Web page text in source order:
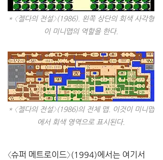
* 〈젤다의 전설〉(1986). 왼쪽 상단의 회색 사각형
이 미니맵의 역할을 한다.
* 〈젤다의 전설〉(1986)의 전체 맵. 이것이 미니맵
에서 회색 영역으로 표시된다.
〈슈퍼 메트로이드〉(1994)에서는 여기서